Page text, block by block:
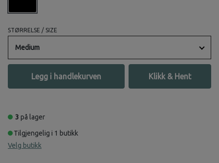
STØRRELSE / SIZE
Medium
Legg i handlekurven Klikk & Hent
3 på lager
Tilgjengelig i 1 butikk
Velg butikk